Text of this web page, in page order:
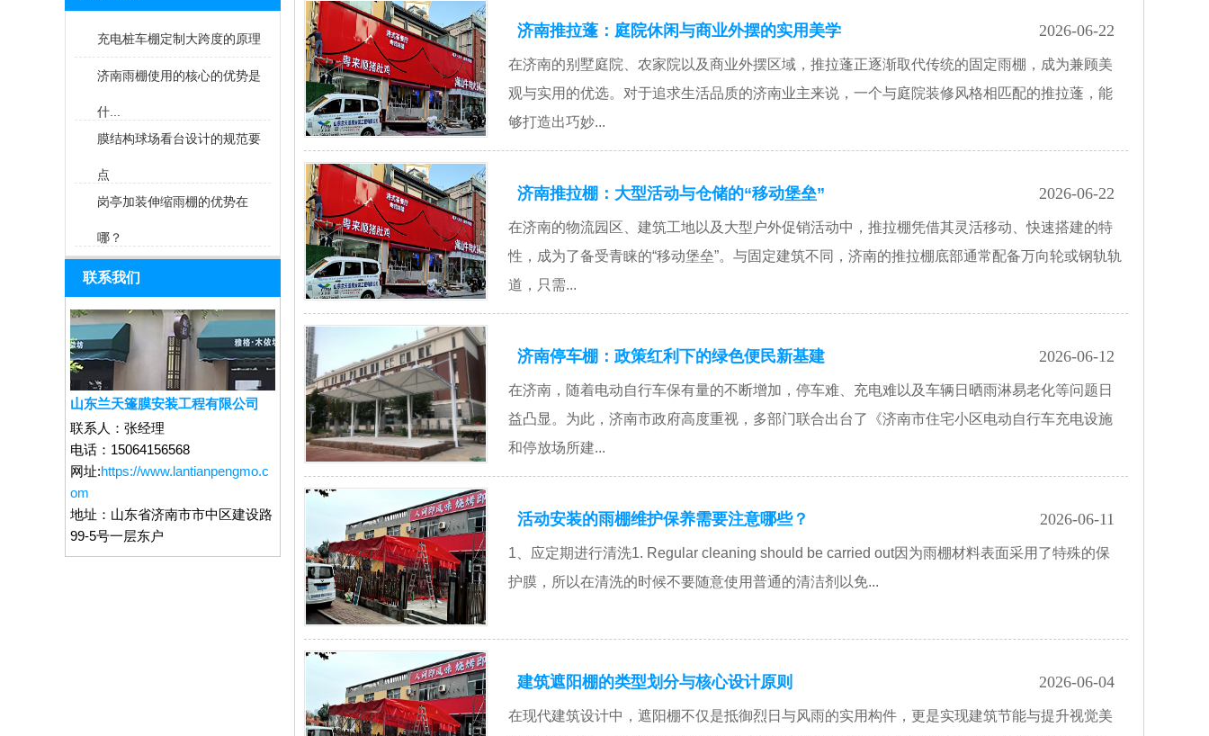
充电桩车棚定制大跨度的原理
济南雨棚使用的核心的优势是
什...
膜结构球场看台设计的规范要
点
岗亭加装伸缩雨棚的优势在
哪？
联系我们
山东兰天篷膜安装工程有限公司
联系人： 张经理
电话： 15064156568
网址:https://www.lantianpengmo.c
om
地址： 山东省济南市市中区建设路
99-5号一层东户
济南推拉蓬：庭院休闲与商业外摆的实用美学 2026-06-22
在济南的别墅庭院、农家院以及商业外摆区域，推拉蓬正逐渐取代传统的固定雨棚，成为兼顾美
观与实用的优选。对于追求生活品质的济南业主来说，一个与庭院装修风格相匹配的推拉蓬，能
够打造出巧妙...
济南推拉棚：大型活动与仓储的“移动堡垒” 2026-06-22
在济南的物流园区、建筑工地以及大型户外促销活动中，推拉棚凭借其灵活移动、快速搭建的特
性，成为了备受青睐的“移动堡垒”。与固定建筑不同，济南的推拉棚底部通常配备万向轮或钢轨轨
道，只需...
济南停车棚：政策红利下的绿色便民新基建 2026-06-12
在济南，随着电动自行车保有量的不断增加，停车难、充电难以及车辆日晒雨淋易老化等问题日
益凸显。为此，济南市政府高度重视，多部门联合出台了《济南市住宅小区电动自行车充电设施
和停放场所建...
活动安装的雨棚维护保养需要注意哪些？ 2026-06-11
1、应定期进行清洗1. Regular cleaning should be carried out因为雨棚材料表面采用了特殊的保
护膜，所以在清洗的时候不要随意使用普通的清洁剂以免...
建筑遮阳棚的类型划分与核心设计原则 2026-06-04
在现代建筑设计中，遮阳棚不仅是抵御烈日与风雨的实用构件，更是实现建筑节能与提升视觉美